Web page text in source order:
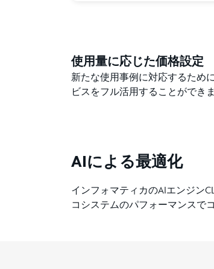
使用量に応じた価格設定
新たな使用事例に対応するため
ビスをフル活用することができま
AIによる最適化
インフォマティカのAIエンジン
コシステムのパフォーマンスで